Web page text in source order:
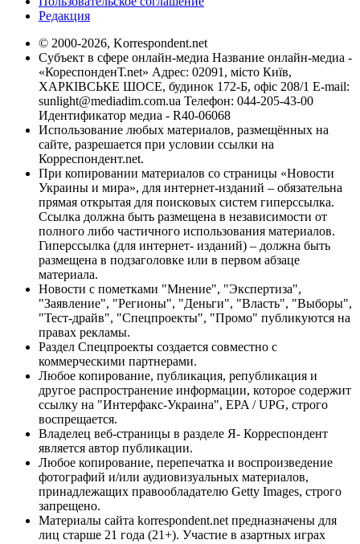
Редакция
© 2000-2026, Korrespondent.net
Субъект в сфере онлайн-медиа Название онлайн-медиа -
«КореспонденТ.net» Адрес: 02091, місто Київ,
ХАРКІВСЬКЕ ШОСЕ, будинок 172-Б, офіс 208/1 E-mail:
sunlight@mediadim.com.ua Телефон: 044-205-43-00
Идентификатор медиа - R40-06068
Использование любых материалов, размещённых на
сайте, разрешается при условии ссылки на
Корреспондент.net.
При копировании материалов со страницы «Новости
Украины и мира», для интернет-изданий – обязательна
прямая открытая для поисковых систем гиперссылка.
Ссылка должна быть размещена в независимости от
полного либо частичного использования материалов.
Гиперссылка (для интернет- изданий) – должна быть
размещена в подзаголовке или в первом абзаце
материала.
Новости с пометками "Мнение", "Экспертиза",
"Заявление", "Регионы", "Деньги", "Власть", "Выборы",
"Тест-драйв", "Спецпроекты", "Промо" публикуются на
правах рекламы.
Раздел Спецпроекты создается совместно с
коммерческими партнерами.
Любое копирование, публикация, републикация и
другое распространение информации, которое содержит
ссылку на "Интерфакс-Украина", EPA / UPG, строго
воспрещается.
Владелец веб-страницы в разделе Я- Корреспондент
является автор публикации.
Любое копирование, перепечатка и воспроизведение
фотографий и/или аудиовизуальных материалов,
принадлежащих правообладателю Getty Images, строго
запрещено.
Материалы сайта korrespondent.net предназначены для
лиц старше 21 года (21+). Участие в азартных играх